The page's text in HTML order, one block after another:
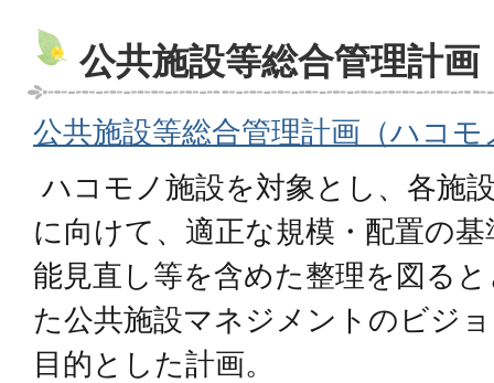
公共施設等総合管理計
公共施設等総合管理計画（ハコモ
ハコモノ施設を対象とし、各施
に向けて、適正な規模・配置の
能見直し等を含めた整理を図る
た公共施設マネジメントのビジ
目的とした計画。